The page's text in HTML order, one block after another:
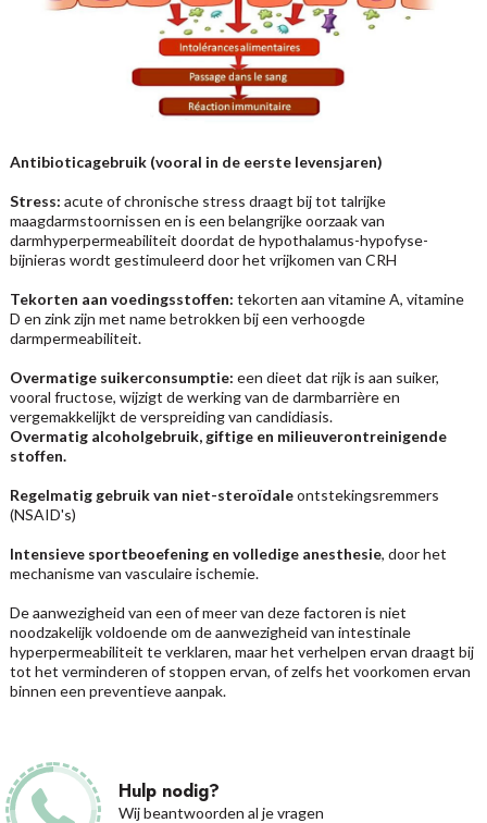
Antibioticagebruik (vooral in de eerste levensjaren)
Stress: acute of chronische stress draagt bij tot talrijke
maagdarmstoornissen en is een belangrijke oorzaak van
darmhyperpermeabiliteit doordat de hypothalamus-hypofyse-
bijnieras wordt gestimuleerd door het vrijkomen van CRH
Tekorten aan voedingsstoffen: tekorten aan vitamine A, vitamine
D en zink zijn met name betrokken bij een verhoogde
darmpermeabiliteit.
Overmatige suikerconsumptie: een dieet dat rijk is aan suiker,
vooral fructose, wijzigt de werking van de darmbarrière en
vergemakkelijkt de verspreiding van candidiasis.
Overmatig alcoholgebruik, giftige en milieuverontreinigende
stoffen.
Regelmatig gebruik van niet-steroïdaleontstekingsremmers
(NSAID's)
Intensieve sportbeoefening en volledige anesthesie, door het
mechanisme van vasculaire ischemie.
De aanwezigheid van een of meer van deze factoren is niet
noodzakelijk voldoende om de aanwezigheid van intestinale
hyperpermeabiliteit te verklaren, maar het verhelpen ervan draagt bij
tot het verminderen of stoppen ervan, of zelfs het voorkomen ervan
binnen een preventieve aanpak.
Hulp nodig?
Wij beantwoorden al je vragen